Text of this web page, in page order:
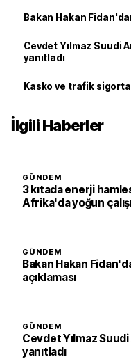
Bakan Hakan
Cevdet Yılmaz Suudi
yanıtladı
Kasko ve trafik
İlgili Haberler
GÜNDEM
3 kıtada enerji
Afrika'da yoğun
GÜNDEM
Bakan Hakan
açıklaması
GÜNDEM
Cevdet Yılmaz
yanıtladı